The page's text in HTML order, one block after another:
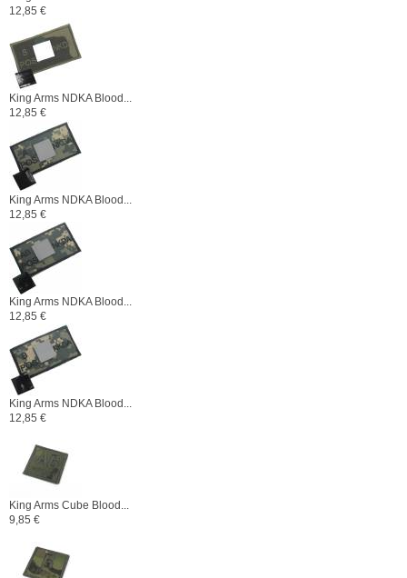
12,85 €
King Arms NDKA Blood...
12,85 €
King Arms NDKA Blood...
12,85 €
King Arms NDKA Blood...
12,85 €
King Arms NDKA Blood...
12,85 €
King Arms Cube Blood...
9,85 €